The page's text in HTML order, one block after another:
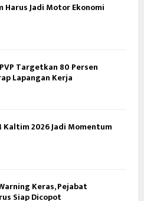
Harus Jadi Motor Ekonomi
Targetkan 80 Persen
Lapangan Kerja
Kaltim 2026 Jadi Momentum
Keras, Pejabat
Siap Dicopot